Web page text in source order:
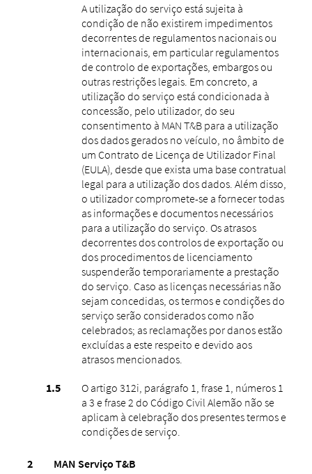
A utilização do serviço está sujeita à
condição de não existirem impedimentos
decorrentes de regulamentos nacionais ou
internacionais, em particular regulamentos
de controlo de exportações, embargos ou
outras restrições legais. Em concreto, a
utilização do serviço está condicionada à
concessão, pelo utilizador, do seu
consentimento à MAN T&B para a utilização
dos dados gerados no veículo, no âmbito de
um Contrato de Licença de Utilizador Final
(EULA), desde que exista uma base contratual
legal para a utilização dos dados. Além disso,
o utilizador compromete-se a fornecer todas
as informações e documentos necessários
para a utilização do serviço. Os atrasos
decorrentes dos controlos de exportação ou
dos procedimentos de licenciamento
suspenderão temporariamente a prestação
do serviço. Caso as licenças necessárias não
sejam concedidas, os termos e condições do
serviço serão considerados como não
celebrados; as reclamações por danos estão
excluídas a este respeito e devido aos
atrasos mencionados.
O artigo 312i, parágrafo 1, frase 1, números 1
a 3 e frase 2 do Código Civil Alemão não se
aplicam à celebração dos presentes termos e
condições de serviço.
MAN Serviço T&B